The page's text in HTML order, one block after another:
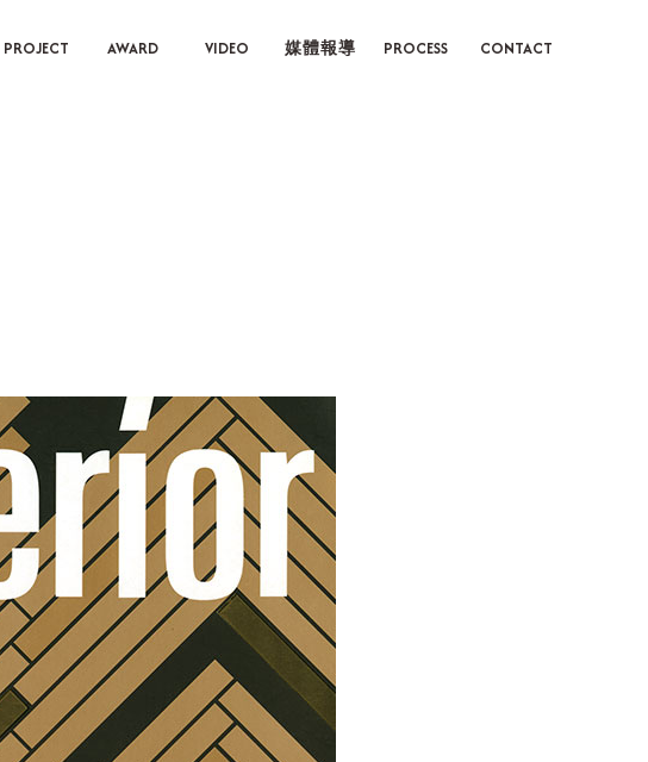
PROJECT AWARD VIDEO 媒體報導 PROCESS CONTACT